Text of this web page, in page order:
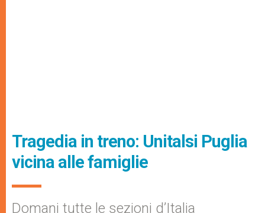
Tragedia in treno: Unitalsi Puglia
vicina alle famiglie
Domani tutte le sezioni d’Italia